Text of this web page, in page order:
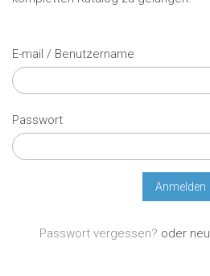
E-mail / Benutzername
Passwort
Passwort vergessen? oder neu